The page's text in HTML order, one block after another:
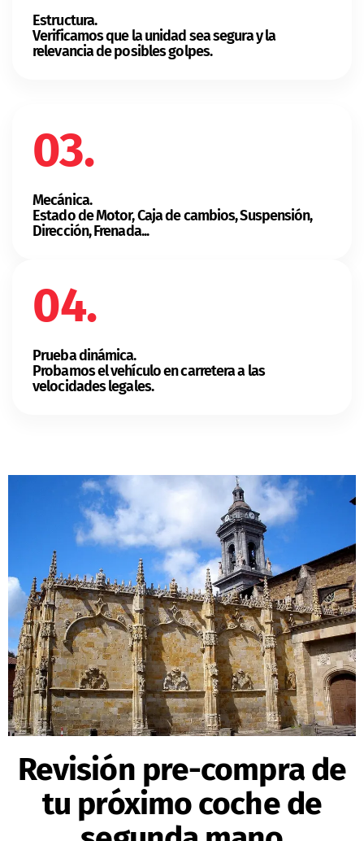
Estructura.
Verificamos que la unidad sea segura y la
relevancia de posibles golpes.
03.
Mecánica.
Estado de Motor, Caja de cambios, Suspensión,
Dirección, Frenada...
04.
Prueba dinámica.
Probamos el vehículo en carretera a las
velocidades legales.
Revisión pre-compra de
tu próximo coche de